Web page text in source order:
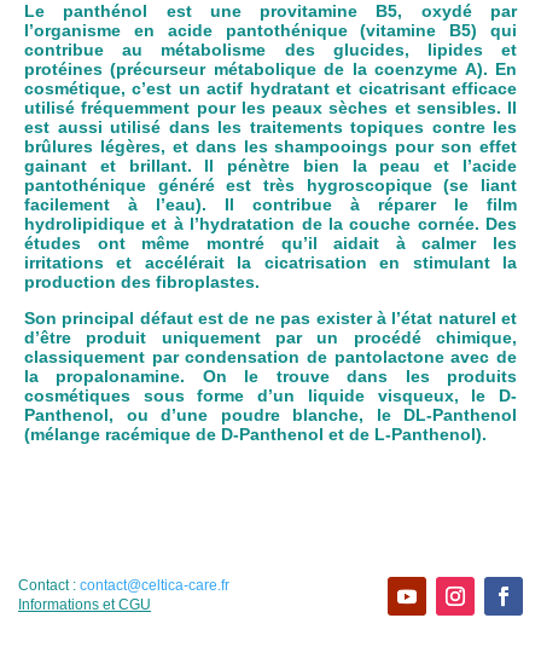
Le panthénol est une provitamine B5, oxydé par
l’organisme en acide pantothénique (vitamine B5) qui
contribue au métabolisme des glucides, lipides et
protéines (précurseur métabolique de la coenzyme A). En
cosmétique, c’est un actif hydratant et cicatrisant efficace
utilisé fréquemment pour les peaux sèches et sensibles. Il
est aussi utilisé dans les traitements topiques contre les
brûlures légères, et dans les shampooings pour son effet
gainant et brillant. Il pénètre bien la peau et l’acide
pantothénique généré est très hygroscopique (se liant
facilement à l’eau). Il contribue à réparer le film
hydrolipidique et à l’hydratation de la couche cornée. Des
études ont même montré qu’il aidait à calmer les
irritations et accélérait la cicatrisation en stimulant la
production des fibroplastes.
Son principal défaut est de ne pas exister à l’état naturel et
d’être produit uniquement par un procédé chimique,
classiquement par condensation de pantolactone avec de
la propalonamine. On le trouve dans les produits
cosmétiques sous forme d’un liquide visqueux, le D-
Panthenol, ou d’une poudre blanche, le DL-Panthenol
(mélange racémique de D-Panthenol et de L-Panthenol).
Contact : contact@celtica-care.fr
Informations et CGU